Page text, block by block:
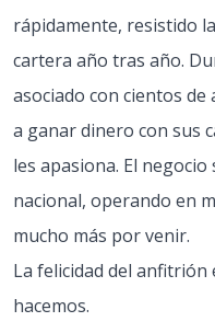
rápidamente, resistido
cartera año tras año.
asociado con cientos
a ganar dinero con sus
les apasiona. El
nacional, operando en
mucho más por venir.
La felicidad del
hacemos.